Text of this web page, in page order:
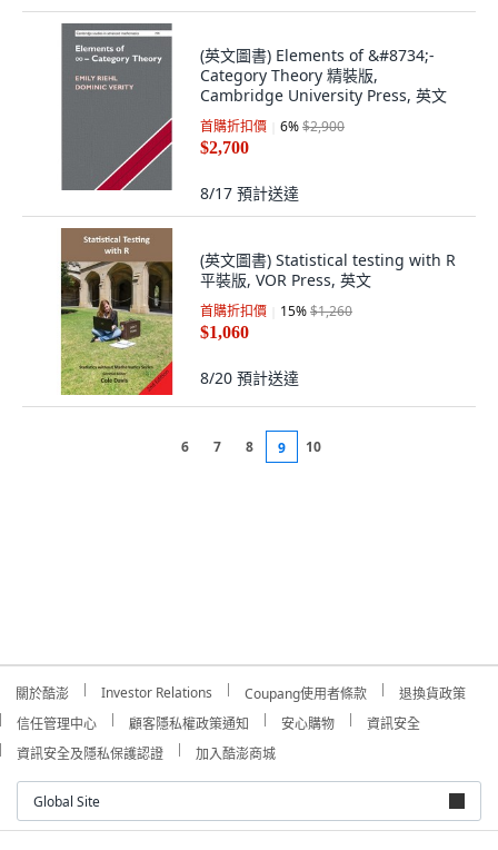
(英文圖書) Elements of &#8734;-
Category Theory 精裝版,
Cambridge University Press, 英文
首購折扣價 6%$2,900
$2,700
8/17 預計送達
(英文圖書) Statistical testing with R
平裝版, VOR Press, 英文
首購折扣價 15%$1,260
$1,060
8/20 預計送達
6 7 8 9 10
關於酷澎 Investor Relations Coupang使用者條款
退換貨政策
信任管理中心
顧客隱私權政策通知 安心購物
資訊安全
資訊安全及隱私保護認證
加入酷澎商城
Global Site